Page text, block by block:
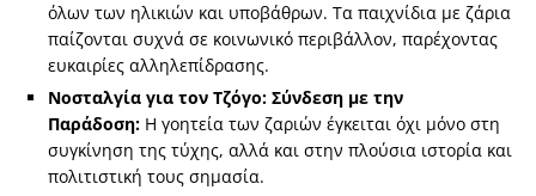
όλων των ηλικιών και υποβάθρων. Τα παιχνίδια με ζάρια
παίζονται συχνά σε κοινωνικό περιβάλλον, παρέχοντας
ευκαιρίες αλληλεπίδρασης.
Νοσταλγία για τον Τζόγο: Σύνδεση με την
Παράδοση: Η γοητεία των ζαριών έγκειται όχι μόνο στη
συγκίνηση της τύχης, αλλά και στην πλούσια ιστορία και
πολιτιστική τους σημασία.